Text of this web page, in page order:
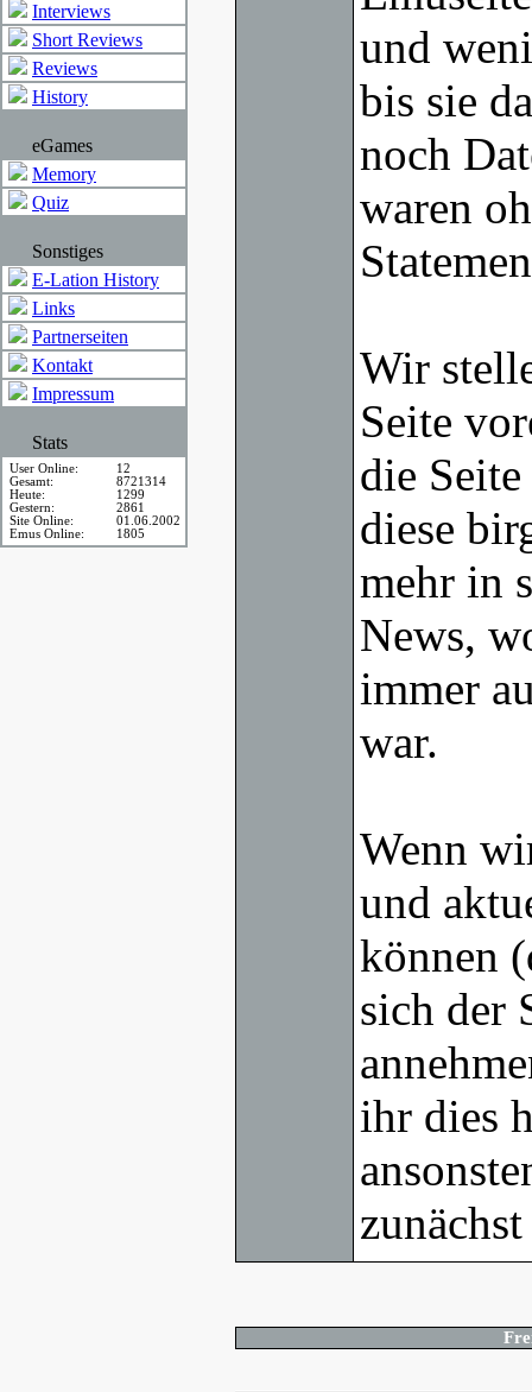
Interviews
Short Reviews
Reviews
History
eGames
Memory
Quiz
Sonstiges
E-Lation History
Links
Partnerseiten
Kontakt
Impressum
Stats
User Online:
12
Gesamt:
8721314
Heute:
1299
Gestern:
2861
Site Online:
01.06.2002
Emus Online:
1805
und
bis sie
noch
waren
Wir
Seite
die
diese
mehr in
News,
immer
war.
Wenn
und
können
sich der
ihr dies